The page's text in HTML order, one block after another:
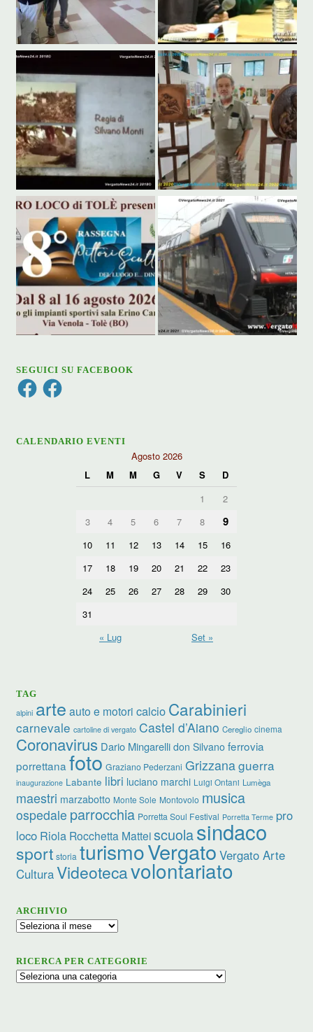
SEGUICI SU FACEBOOK
FacebookFacebook
CALENDARIO EVENTI
Agosto 2026
L
M M G V S
D
1
2
3
4 5 6 7 8 9
10 11 12 13 14 15
16
17
18 19 20 21 22
23
24
25 26 27 28 29
30
31
« Lug
Set »
TAG
alpini arte auto e motori calcio Carabinieri
carnevale cartoline di vergato Castel d’Aiano Cereglio cinema
Coronavirus Dario Mingarelli don Silvano ferrovia
porrettana foto Graziano Pederzani Grizzanaguerra
inaugurazione Labante libri luciano marchi Luigi Ontani Lumèga
maestri marzabotto Monte Sole Montovolo musica
ospedale parrocchia Porretta Soul Festival Porretta Terme pro
loco Riola Rocchetta Matteiscuolasindaco
sport storia turismoVergato Vergato Arte
CulturaVideotecavolontariato
ARCHIVIO
Archivio
RICERCA PER CATEGORIE
Ricerca